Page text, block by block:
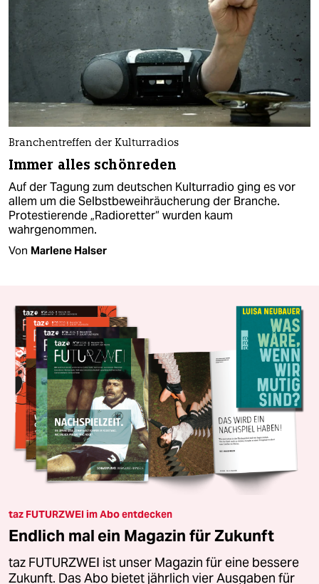
Branchentreffen der Kulturradios
Immer alles schönreden
Auf der Tagung zum deutschen Kulturradio ging es vor
allem um die Selbstbeweihräucherung der Branche.
Protestierende „Radioretter“ wurden kaum
wahrgenommen.
Von Marlene Halser
taz FUTURZWEI im Abo entdecken
Endlich mal ein Magazin für Zukunft
taz FUTURZWEI ist unser Magazin für eine bessere
Zukunft. Das Abo bietet jährlich vier Ausgaben für